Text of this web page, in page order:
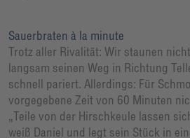
Sauerbraten à la minute
Trotz aller Rivalität: Wir staunen
langsam seinen Weg in Richtung
schnell pariert. Allerdings: Für
vorgegebene Zeit von 60 Minuten
„Teile von der Hirschkeule lassen
weiß Daniel und legt sein Stück in